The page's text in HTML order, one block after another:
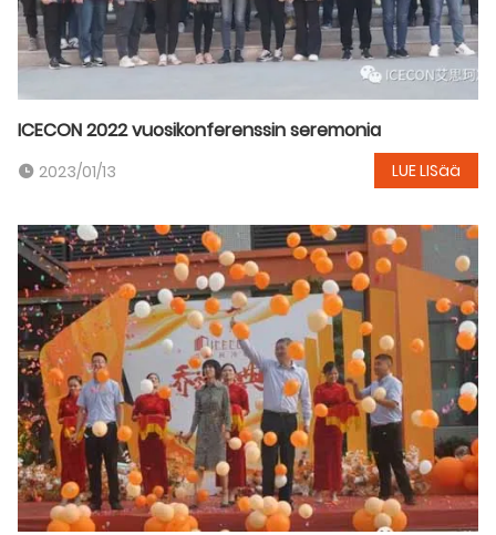
ICECON 2022 vuosikonferenssin seremonia
2023/01/13 LUE LISää